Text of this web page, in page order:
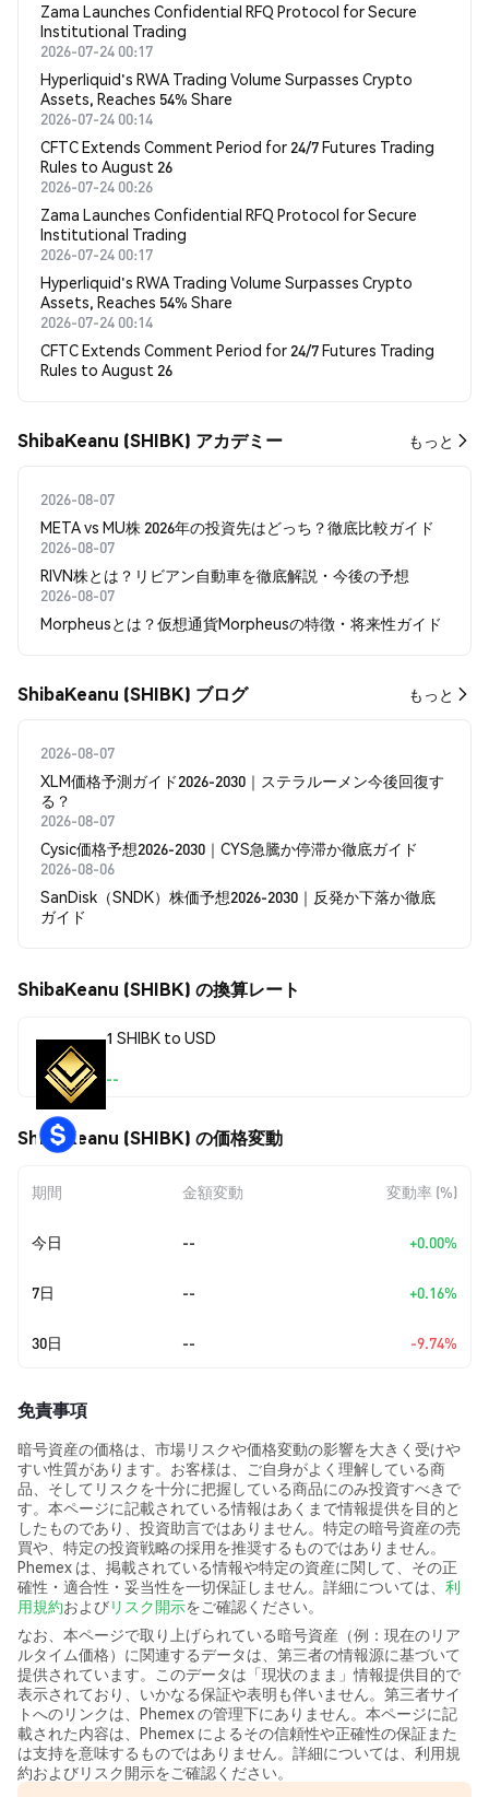
Zama Launches Confidential RFQ Protocol for Secure
Institutional Trading
2026-07-24 00:17
Hyperliquid's RWA Trading Volume Surpasses Crypto
Assets, Reaches 54% Share
2026-07-24 00:14
CFTC Extends Comment Period for 24/7 Futures Trading
Rules to August 26
2026-07-24 00:26
Zama Launches Confidential RFQ Protocol for Secure
Institutional Trading
2026-07-24 00:17
Hyperliquid's RWA Trading Volume Surpasses Crypto
Assets, Reaches 54% Share
2026-07-24 00:14
CFTC Extends Comment Period for 24/7 Futures Trading
Rules to August 26
ShibaKeanu (SHIBK) アカデミー もっと
2026-08-07
META vs MU株 2026年の投資先はどっち？徹底比較ガイド
2026-08-07
RIVN株とは？リビアン自動車を徹底解説・今後の予想
2026-08-07
Morpheusとは？仮想通貨Morpheusの特徴・将来性ガイド
ShibaKeanu (SHIBK) ブログ もっと
2026-08-07
XLM価格予測ガイド2026-2030｜ステラルーメン今後回復す
る？
2026-08-07
Cysic価格予想2026-2030｜CYS急騰か停滞か徹底ガイド
2026-08-06
SanDisk（SNDK）株価予想2026-2030｜反発か下落か徹底
ガイド
ShibaKeanu (SHIBK) の換算レート
1 SHIBK to USD
--
ShibaKeanu (SHIBK) の価格変動
期間 金額変動 変動率 (%)
今日 -- +0.00%
7日 -- +0.16%
30日 -- -9.74%
免責事項
暗号資産の価格は、市場リスクや価格変動の影響を大きく受けや
すい性質があります。お客様は、ご自身がよく理解している商
品、そしてリスクを十分に把握している商品にのみ投資すべきで
す。本ページに記載されている情報はあくまで情報提供を目的と
したものであり、投資助言ではありません。特定の暗号資産の売
買や、特定の投資戦略の採用を推奨するものではありません。
Phemex は、掲載されている情報や特定の資産に関して、その正
確性・適合性・妥当性を一切保証しません。詳細については、 利
用規約およびリスク開示をご確認ください。
なお、本ページで取り上げられている暗号資産（例：現在のリア
ルタイム価格）に関連するデータは、第三者の情報源に基づいて
提供されています。このデータは「現状のまま」情報提供目的で
表示されており、いかなる保証や表明も伴いません。第三者サイ
トへのリンクは、Phemex の管理下にありません。本ページに記
載された内容は、Phemex によるその信頼性や正確性の保証また
は支持を意味するものではありません。詳細については、利用規
約およびリスク開示をご確認ください。